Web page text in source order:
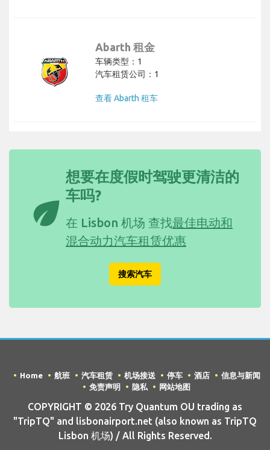
Abarth 租金
车辆类型：1
汽车租赁公司：1
查看 Abarth 租车
eco
想要在度假时驾驶更清洁的
车吗?
在 Lisbon 机场 查找最佳电动和
混合动力汽车租赁优惠
搜索汽车
Home 航班 汽车租赁 机场接送 停车 酒店
信息与新闻
免责声明
隐私 网站地图
COPYRIGHT © 2026 Try Quantum OU trading as
"TripTQ" and lisbonairport.net (also known as TripTQ
Lisbon 机场) / All Rights Reserved.